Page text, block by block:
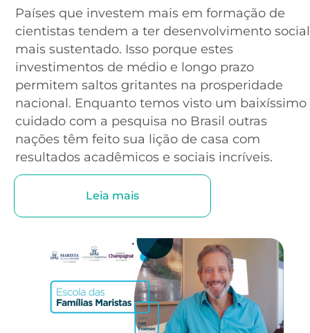
Países que investem mais em formação de
cientistas tendem a ter desenvolvimento social
mais sustentado. Isso porque estes
investimentos de médio e longo prazo
permitem saltos gritantes na prosperidade
nacional. Enquanto temos visto um baixíssimo
cuidado com a pesquisa no Brasil outras
nações têm feito sua lição de casa com
resultados acadêmicos e sociais incríveis.
Leia mais